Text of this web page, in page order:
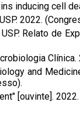
inducing cell
2022.
Relato de
Clínica.
and
[ouvinte].